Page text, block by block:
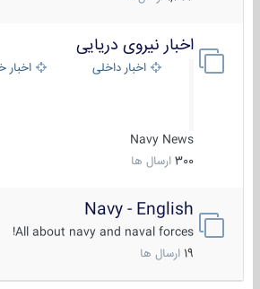
اخبار نیروی دریایی
اخبار داخلی اخبار
Navy News
300 ارسال ها
Navy - English
All about navy and naval forces!
ارسال ها